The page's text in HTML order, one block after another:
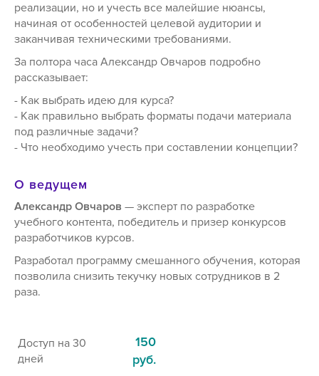
реализации, но и учесть все малейшие нюансы,
начиная от особенностей целевой аудитории и
заканчивая техническими требованиями.
За полтора часа Александр Овчаров подробно
рассказывает:
- Как выбрать идею для курса?
- Как правильно выбрать форматы подачи материала
под различные задачи?
- Что необходимо учесть при составлении концепции?
О ведущем
Александр Овчаров — эксперт по разработке
учебного контента, победитель и призер конкурсов
разработчиков курсов.
Разработал программу смешанного обучения, которая
позволила снизить текучку новых сотрудников в 2
раза.
Доступ на 30
дней
150
руб.